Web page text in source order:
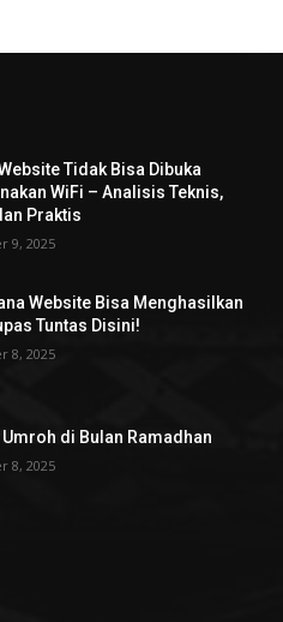
Tidak Bisa Dibuka
WiFi – Analisis Teknis,
Praktis
9, 2025
Website Bisa Menghasilkan
Tuntas Disini!
8, 2025
Umroh di Bulan Ramadhan
8, 2025